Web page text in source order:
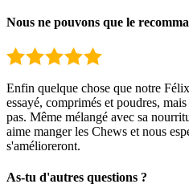
Nous ne pouvons que le
Enfin quelque chose que notre
essayé, comprimés et poudres,
pas. Même mélangé avec sa
aime manger les Chews et nous
s'amélioreront.
As-tu d'autres questions ?